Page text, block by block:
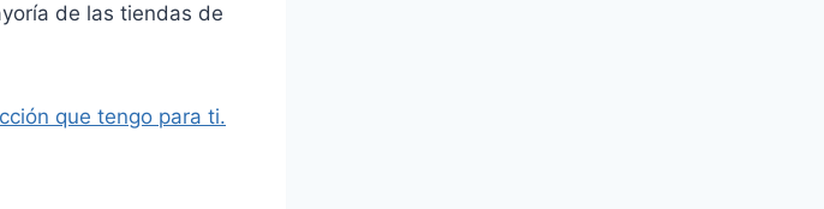
de las tiendas de
que tengo para ti.